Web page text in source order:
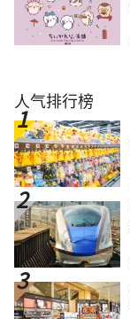
人气排行榜